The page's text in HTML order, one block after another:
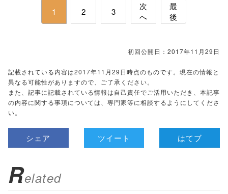
1 2 3
次
へ
最
後
初回公開日：2017年11月29日
記載されている内容は2017年11月29日時点のものです。現在の情報と
異なる可能性がありますので、ご了承ください。
また、記事に記載されている情報は自己責任でご活用いただき、本記事
の内容に関する事項については、専門家等に相談するようにしてくださ
い。
シェア ツイート はてブ
Related